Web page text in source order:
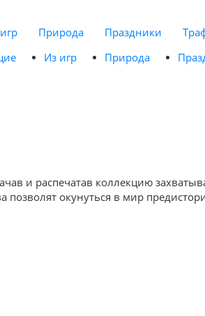
Природа Праздники
Из игр Природа
и распечатав коллекцию
окунуться в мир